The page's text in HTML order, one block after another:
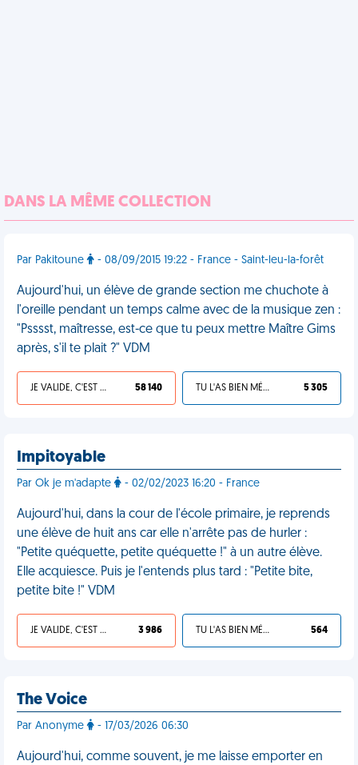
DANS LA MÊME COLLECTION
Par Pakitoune - 08/09/2015 19:22 - France - Saint-leu-la-forêt
Aujourd'hui, un élève de grande section me chuchote à
l'oreille pendant un temps calme avec de la musique zen :
"Psssst, maîtresse, est-ce que tu peux mettre Maître Gims
après, s'il te plait ?" VDM
JE VALIDE, C'EST UNE VDM 58 140 TU L'AS BIEN MÉRITÉ 5 305
Impitoyable
Par Ok je m'adapte - 02/02/2023 16:20 - France
Aujourd'hui, dans la cour de l'école primaire, je reprends
une élève de huit ans car elle n'arrête pas de hurler :
"Petite quéquette, petite quéquette !" à un autre élève.
Elle acquiesce. Puis je l'entends plus tard : "Petite bite,
petite bite !" VDM
JE VALIDE, C'EST UNE VDM 3 986 TU L'AS BIEN MÉRITÉ 564
The Voice
Par Anonyme - 17/03/2026 06:30
Aujourd'hui, comme souvent, je me laisse emporter en